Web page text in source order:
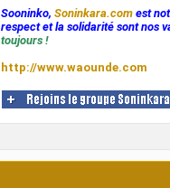
Sooninko, Soninkara.com est
respect et la solidarité sont nos
toujours !
http://www.waounde.com